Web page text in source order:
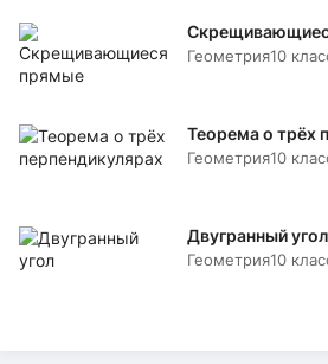
Геометрия10
Теорема о трёх
Геометрия10
Двугранный угол
Геометрия10